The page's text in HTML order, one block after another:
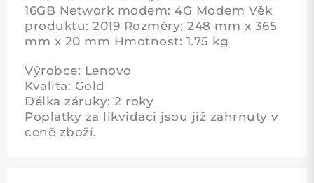
16GB Network modem: 4G Modem Věk
produktu: 2019 Rozměry: 248 mm x 365
mm x 20 mm Hmotnost: 1.75 kg
Výrobce: Lenovo
Kvalita: Gold
Délka záruky: 2 roky
Poplatky za likvidaci jsou již zahrnuty v
ceně zboží.